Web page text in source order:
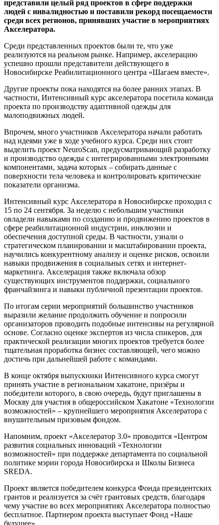
представили целый ряд проектов в сфере поддержки
людей с инвалидностью и поставили рекорд посещаемости
среди всех регионов, принявших участие в мероприятиях
Акселератора.
Среди представленных проектов были те, что уже
реализуются на реальном рынке. Например, акселерацию
успешно прошли представители действующего в
Новосибирске Реабилитационного центра «Шагаем вместе».
Другие проекты пока находятся на более ранних этапах. В
частности, Интенсивный курс акселератора посетила команда
проекта по производству адаптивной одежды для
малоподвижных людей.
Впрочем, много участников Акселератора начали работать
над идеями уже в ходе учебного курса. Среди них стоит
выделить проект NeuroScan, предусматривающий разработку
и производство одежды с интегрированными электронными
компонентами, задача которых – собирать данные с
поверхности тела человека и контролировать критические
показатели организма.
Интенсивный курс Акселератора в Новосибирске проходил с
15 по 24 сентября. За неделю с небольшим участники
овладели навыками по созданию и продвижению проектов в
сфере реабилитационной индустрии, инклюзии и
обеспечения доступной среды. В частности, узнали о
стратегическом планировании и масштабировании проекта,
научились конкурентному анализу и оценке рисков, освоили
навыки продвижения в социальных сетях и интернет-
маркетинга. Акселерация также включала обзор
существующих инструментов поддержки, социального
франчайзинга и навыки публичной презентации проектов.
По итогам серии мероприятий большинство участников
выразили желание продолжить обучение и попросили
организаторов проводить подобные интенсивы на регулярной
основе. Согласно оценке экспертов из числа спикеров, для
практической реализации многих проектов требуется более
тщательная проработка бизнес составляющей, чего можно
достичь при дальнейшей работе с командами.
В конце октября выпускники Интенсивного курса смогут
принять участие в региональном хакатоне, призёры и
победители которого, в свою очередь, будут приглашены в
Москву для участия в общероссийском Хакатоне «Технологии
возможностей» – крупнейшего мероприятия Акселератора с
внушительным призовым фондом.
Напомним, проект «Акселератор 3.0» проводится «Центром
развития социальных инноваций «Технологии
возможностей» при поддержке департамента по социальной
политике мэрии города Новосибирска и Школы Бизнеса
SREDA.
Проект является победителем конкурса Фонда президентских
грантов и реализуется за счёт грантовых средств, благодаря
чему участие во всех мероприятиях Акселератора полностью
бесплатное. Партнером проекта выступает Фонд «Наше
будущее».